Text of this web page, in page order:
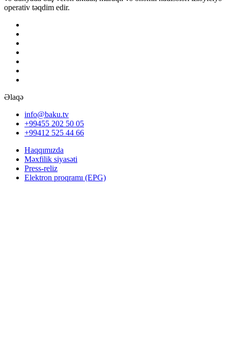
operativ təqdim edir.
Əlaqə
info@baku.tv
+99455 202 50 05
+99412 525 44 66
Haqqımızda
Məxfilik siyasəti
Press-reliz
Elektron proqramı (EPG)